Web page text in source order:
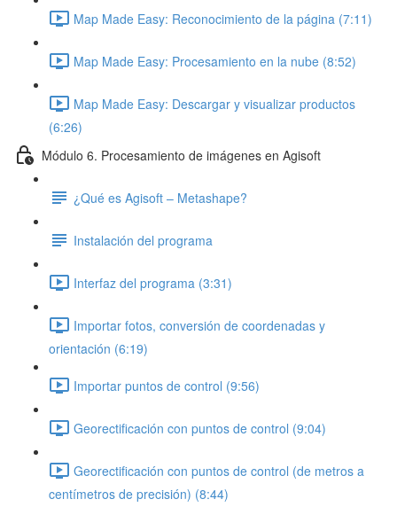
Map Made Easy: Reconocimiento de la página (7:11)
Map Made Easy: Procesamiento en la nube (8:52)
Map Made Easy: Descargar y visualizar productos
(6:26)
Módulo 6. Procesamiento de imágenes en Agisoft
¿Qué es Agisoft – Metashape?
Instalación del programa
Interfaz del programa (3:31)
Importar fotos, conversión de coordenadas y
orientación (6:19)
Importar puntos de control (9:56)
Georectificación con puntos de control (9:04)
Georectificación con puntos de control (de metros a
centímetros de precisión) (8:44)